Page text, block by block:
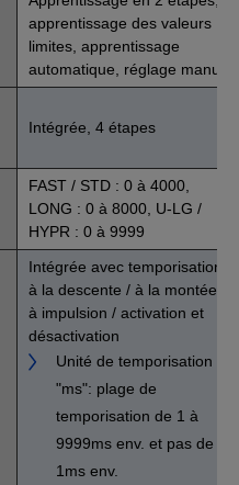
apprentissage des valeurs
limites, apprentissage
automatique, réglage manuel
Intégrée, 4 étapes
FAST / STD : 0 à 4000,
LONG : 0 à 8000, U-LG /
HYPR : 0 à 9999
Intégrée avec temporisation
à la descente / à la montée /
à impulsion / activation et
désactivation
Unité de temporisation
"ms": plage de
temporisation de 1 à
9999ms env. et pas de
1ms env.